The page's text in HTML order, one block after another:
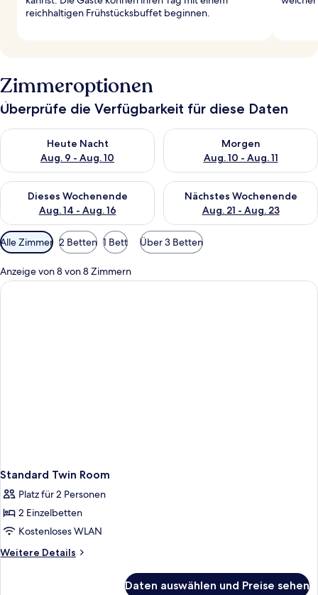
reichhaltigen Frühstücksbuffet beginnen.
Zimmeroptionen
Überprüfe die Verfügbarkeit für diese Daten
Heute Nacht
Aug. 9 - Aug. 10
Überprüfe die Verfügbarkeit für heute Nacht, Aug. 9 - Aug.
Morgen
Aug. 10 - Aug. 11
Überprüfe die Verfügbarkeit
Dieses Wochenende
Aug. 14 - Aug. 16
Überprüfe die Verfügbarkeit für dieses Wochenende, Aug. 14
Nächstes Wochenende
Aug. 21 - Aug. 23
Überprüfe die Verfügbarkeit
Verfügbare
Filter
für
Zimmer
Alle Zimmer 2 Betten 1 Bett Über 3 Betten
Anzeige von 8 von 8 Zimmern
Standard Twin Room
Platz für 2 Personen
2 Einzelbetten
Kostenloses WLAN
Weitere Details
Weitere
Daten auswählen und Preise sehen